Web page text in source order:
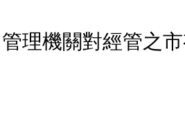
機關對經管之市